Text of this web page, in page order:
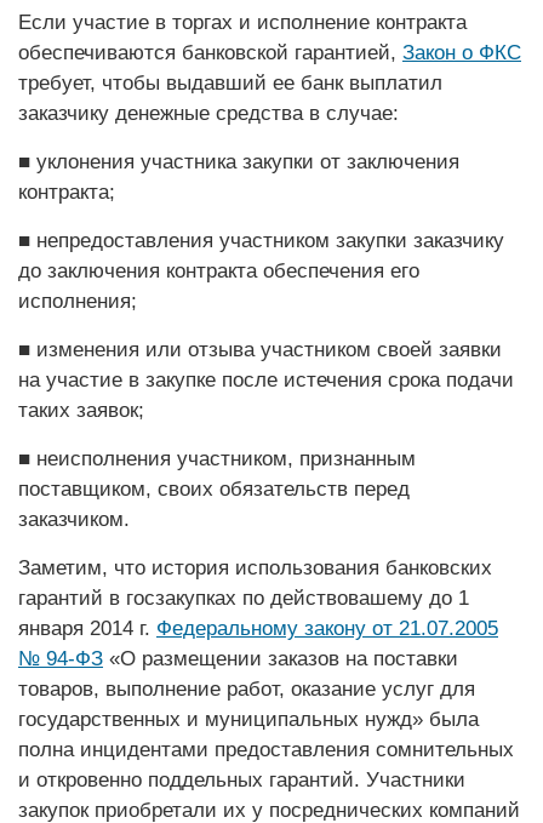
Если участие в торгах и исполнение контракта
обеспечиваются банковской гарантией, Закон о ФКС
требует, чтобы выдавший ее банк выплатил
заказчику денежные средства в случае:
■ уклонения участника закупки от заключения
контракта;
■ непредоставления участником закупки заказчику
до заключения контракта обеспечения его
исполнения;
■ изменения или отзыва участником своей заявки
на участие в закупке после истечения срока подачи
таких заявок;
■ неисполнения участником, признанным
поставщиком, ­своих обязательств перед
заказчиком.
Заметим, что история использования банковских
гарантий в госзакупках по действовашему до 1
января 2014 г. Федеральному закону от 21.07.2005
№ 94-ФЗ «О размещении заказов на поставки
товаров, выполнение работ, оказание услуг для
государственных и муниципальных нужд» была
полна инцидентами предоставления сомнительных
и откровенно поддельных гарантий. Участники
закупок приобретали их у посреднических компаний